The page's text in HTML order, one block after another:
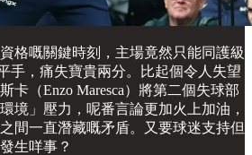
格嘅關鍵時刻，主場竟然只能同護級
手，痛失寶貴兩分。比起個令人失望
卡（Enzo Maresca）將第二個失球部
境」壓力，呢番言論更加火上加油，
間一直潛藏嘅矛盾。又要球迷支持但
生咩事？